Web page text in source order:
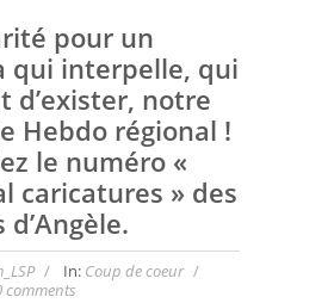
pour un
qui interpelle, qui
d’exister, notre
Hebdo régional !
le numéro «
caricatures » des
d’Angèle.
In: Coup de coeur
comments